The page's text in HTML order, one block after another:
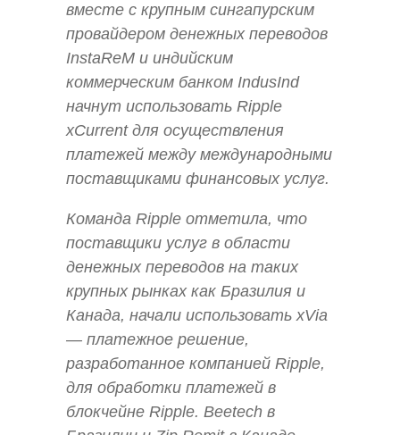
вместе с крупным сингапурским
провайдером денежных переводов
InstaReM и индийским
коммерческим банком IndusInd
начнут использовать Ripple
xCurrent для осуществления
платежей между международными
поставщиками финансовых услуг.
Команда Ripple отметила, что
поставщики услуг в области
денежных переводов на таких
крупных рынках как Бразилия и
Канада, начали использовать xVia
— платежное решение,
разработанное компанией Ripple,
для обработки платежей в
блокчейне Ripple. Beetech в